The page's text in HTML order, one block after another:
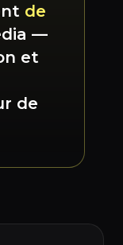
de
—
et
de